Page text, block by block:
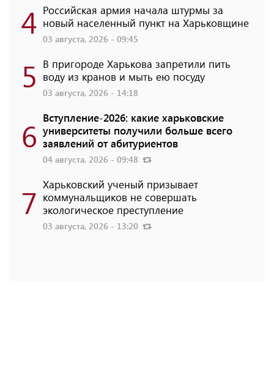
4 Российская армия начала штурмы за
новый населенный пункт на Харьковщине
03 августа, 2026 - 09:45
5 В пригороде Харькова запретили пить
воду из кранов и мыть ею посуду
03 августа, 2026 - 14:18
6 Вступление-2026: какие харьковские
университеты получили больше всего
заявлений от абитуриентов
04 августа, 2026 - 09:48
7 Харьковский ученый призывает
коммунальщиков не совершать
экологическое преступление
03 августа, 2026 - 13:20